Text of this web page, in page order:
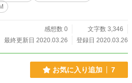
感想数 0
文字数 3,346
最終更新日 2020.03.26
登録日 2020.03.26
お気に入り追加 7